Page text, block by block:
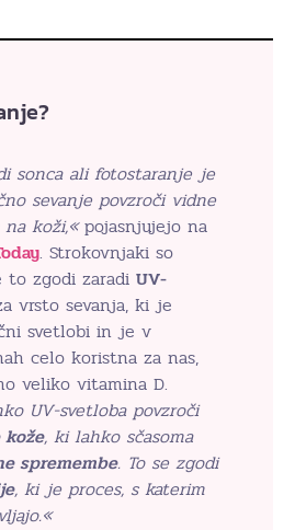
sonca ali fotostaranje je
sevanje povzroči vidne
koži,«pojasnjujejo na
. Strokovnjaki so
to zgodi zaradi UV-
vrsto sevanja, ki je
svetlobi in je v
celo koristna za nas,
veliko vitamina D.
UV-svetloba povzroči
, ki lahko sčasoma
spremembe. To se zgodi
, ki je proces, s katerim